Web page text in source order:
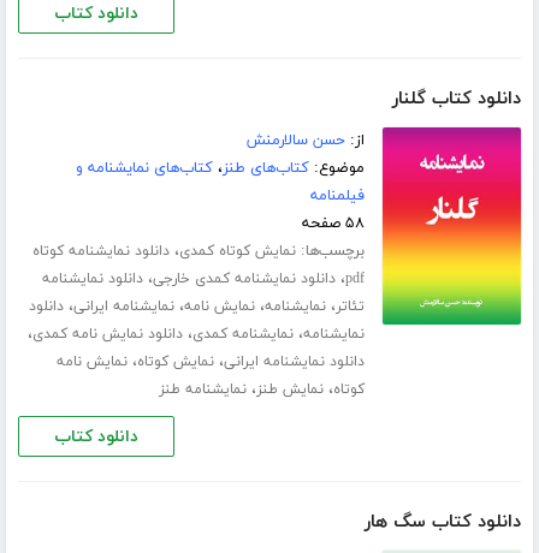
دانلود کتاب
دانلود کتاب گلنار
از:حسن سالارمنش
موضوع:کتاب‌های طنز،کتاب‌های نمایشنامه و
فیلمنامه
۵۸ صفحه
برچسب‌ها:نمایش کوتاه کمدی،دانلود نمایشنامه کوتاه
pdf،دانلود نمایشنامه کمدی خارجی،دانلود نمایشنامه
تئاتر،نمایشنامه،نمایش نامه،نمایشنامه ایرانی،دانلود
نمایشنامه،نمایشنامه کمدی،دانلود نمایش نامه کمدی،
دانلود نمایشنامه ایرانی،نمایش کوتاه،نمایش نامه
کوتاه،نمایش طنز،نمایشنامه طنز
دانلود کتاب
دانلود کتاب سگ هار